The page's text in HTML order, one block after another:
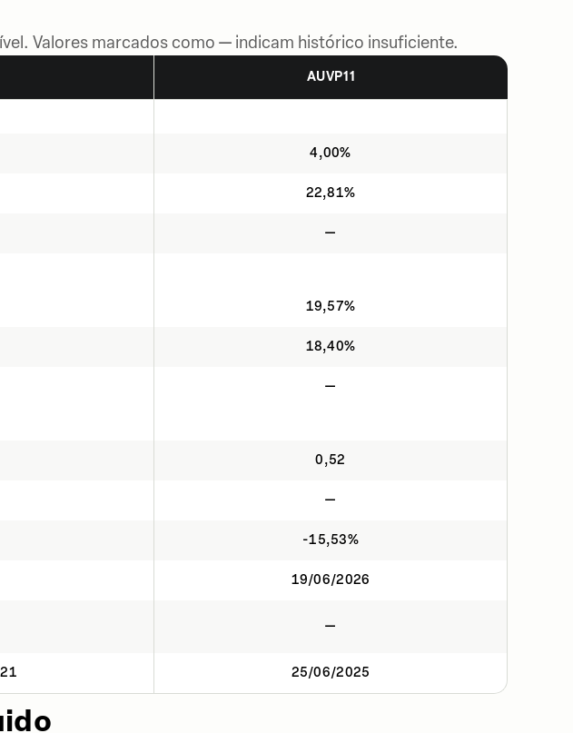
Valores marcados como — indicam histórico insuficiente.
AUVP11
4,00%
22,81%
—
19,57%
18,40%
—
0,52
—
-15,53%
19/06/2026
—
25/06/2025